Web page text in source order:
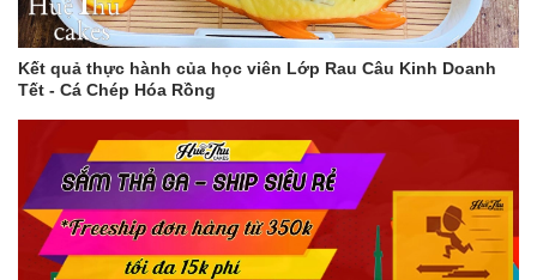
Kết quả thực hành của học viên Lớp Rau Câu Kinh Doanh
Tết - Cá Chép Hóa Rồng